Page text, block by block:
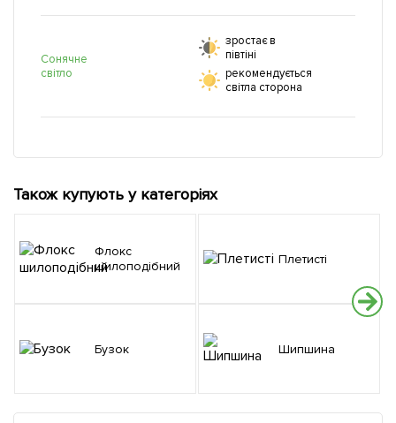
Сонячне
світло
зростає в
півтіні
рекомендується
світла сторона
Також купують у категоріях
Флокс
шилоподібний
Бузок
Плетисті
Шипшина